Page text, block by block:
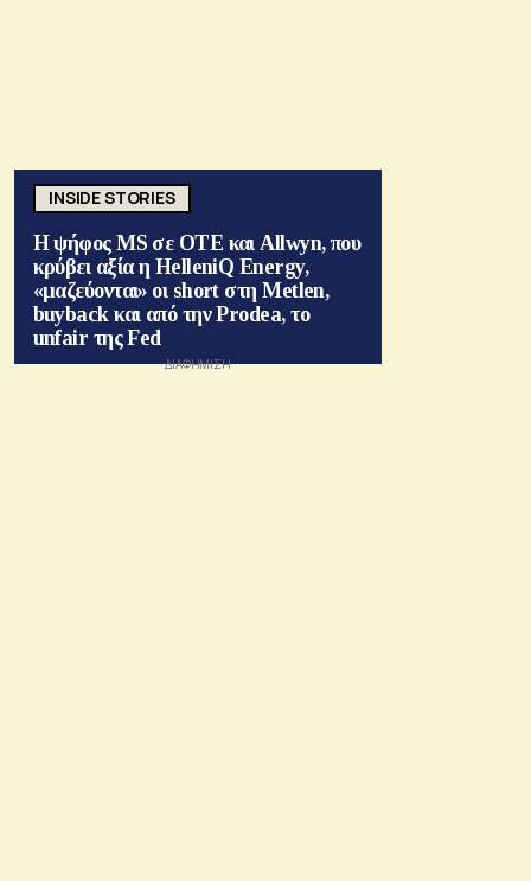
INSIDE STORIES
Η ψήφος MS σε ΟΤΕ και Allwyn, που
κρύβει αξία η HelleniQ Energy,
«μαζεύονται» οι short στη Metlen,
buyback και από την Prodea, το
unfair της Fed